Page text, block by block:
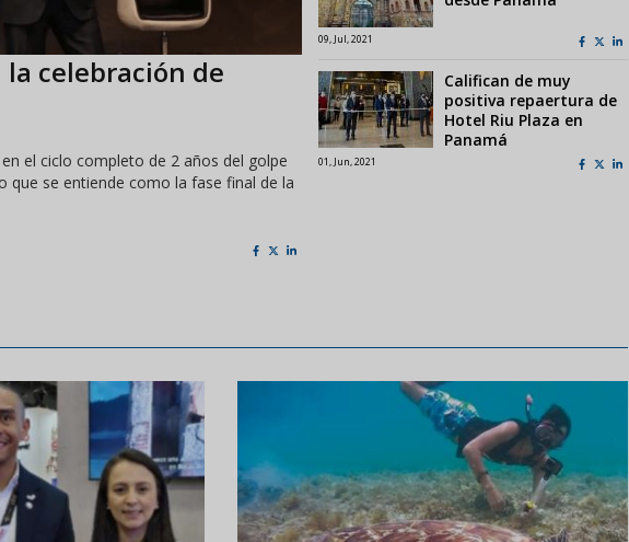
celebración de
el ciclo completo de 2 años del golpe
que se entiende como la fase final de la
09, Jul, 2021
Califican de muy
positiva repaertura de
Hotel Riu Plaza en
Panamá
01, Jun, 2021